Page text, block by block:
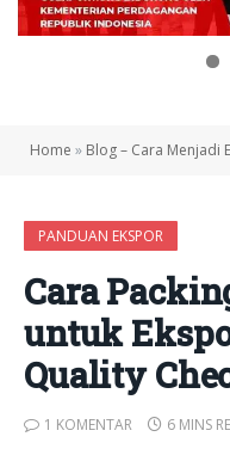
Home » Blog – Cara Menjadi
PANDUAN EKSPOR
Cara
untuk
Quality
1 KOMENTAR 6 MINS